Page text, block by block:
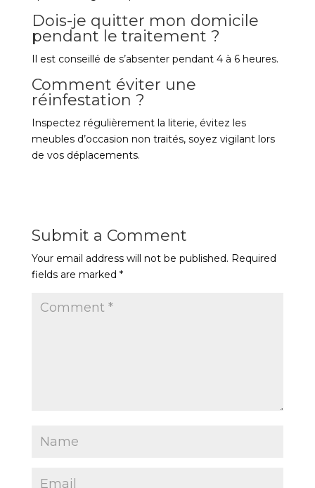
Dois-je quitter mon domicile
pendant le traitement ?
Il est conseillé de s’absenter pendant 4 à 6 heures.
Comment éviter une
réinfestation ?
Inspectez régulièrement la literie, évitez les
meubles d’occasion non traités, soyez vigilant lors
de vos déplacements.
Submit a Comment
Your email address will not be published. Required
fields are marked *